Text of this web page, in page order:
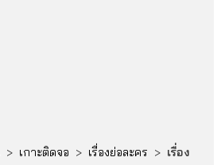
> เกาะติดจอ > เรื่องย่อละคร > เรื่อง